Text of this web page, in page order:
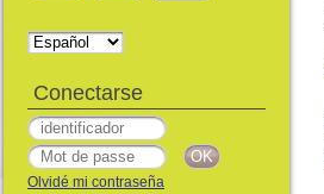
Conectarse
Olvidé mi contraseña